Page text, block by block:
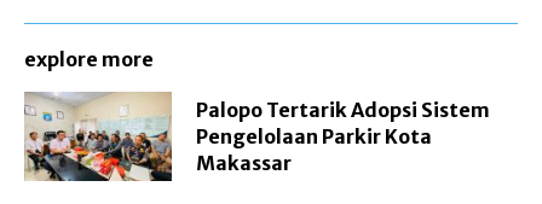
explore more
Palopo Tertarik Adopsi Sistem
Pengelolaan Parkir Kota
Makassar